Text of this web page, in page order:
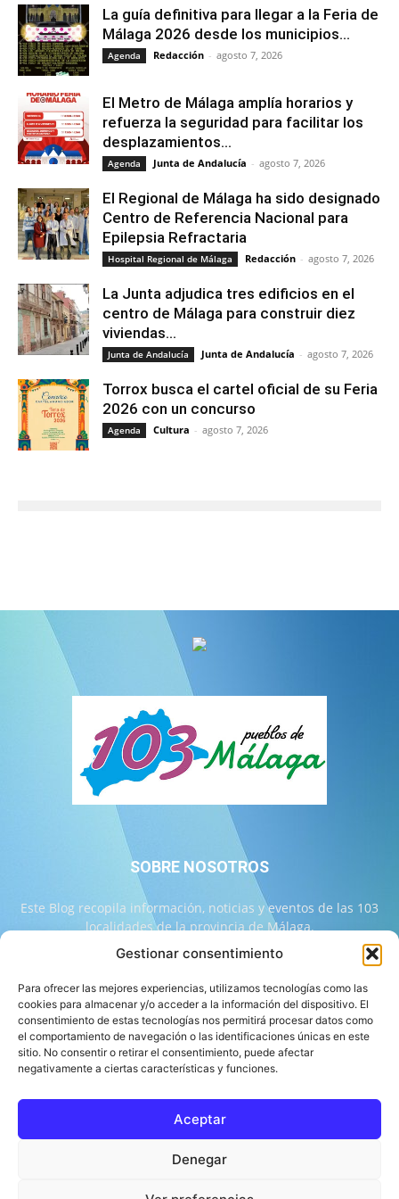
Gestionar consentimiento
Para ofrecer las mejores experiencias, utilizamos tecnologías como las
cookies para almacenar y/o acceder a la información del dispositivo. El
consentimiento de estas tecnologías nos permitirá procesar datos como
el comportamiento de navegación o las identificaciones únicas en este
sitio. No consentir o retirar el consentimiento, puede afectar
negativamente a ciertas características y funciones.
Aceptar
Denegar
La guía definitiva para llegar a la Feria de
Málaga 2026 desde los municipios...
Agenda Redacción - agosto 7, 2026
El Metro de Málaga amplía horarios y
refuerza la seguridad para facilitar los
desplazamientos...
Agenda Junta de Andalucía - agosto 7, 2026
El Regional de Málaga ha sido designado
Centro de Referencia Nacional para
Epilepsia Refractaria
Hospital Regional de Málaga Redacción - agosto 7, 2026
La Junta adjudica tres edificios en el
centro de Málaga para construir diez
viviendas...
Junta de Andalucía Junta de Andalucía - agosto 7, 2026
Torrox busca el cartel oficial de su Feria
2026 con un concurso
Agenda Cultura - agosto 7, 2026
SOBRE NOSOTROS
Este Blog recopila información, noticias y eventos de las 103
localidades de la provincia de Málaga.
Contáctanos: info@103malaga.com
SÍGUENOS
Equipo de 103 Málaga
Aviso Legal